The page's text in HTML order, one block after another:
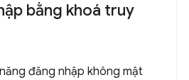
bằng khoá truy
đăng nhập không mật